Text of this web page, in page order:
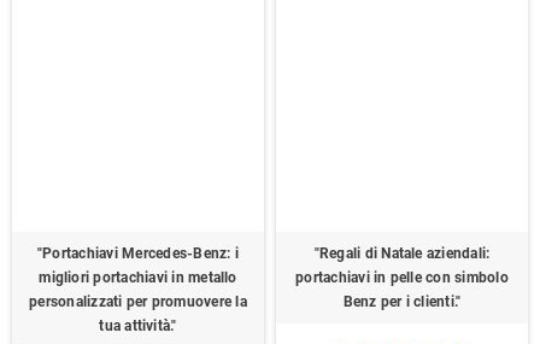
"Portachiavi Mercedes-Benz: i
migliori portachiavi in metallo
personalizzati per promuovere la
tua attività."
"Regali di Natale aziendali:
portachiavi in pelle con simbolo
Benz per i clienti."